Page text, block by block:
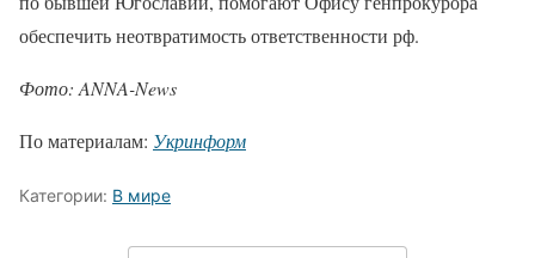
обеспечить неотвратимость ответственности рф.
Фото: ANNA-News
По материалам: Укринформ
Категории: В мире